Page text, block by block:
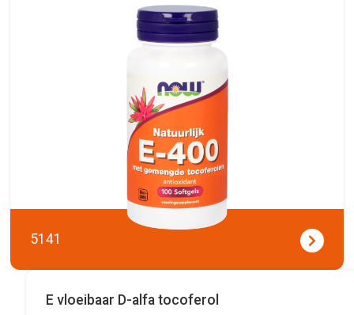
5141
E vloeibaar D-alfa tocoferol